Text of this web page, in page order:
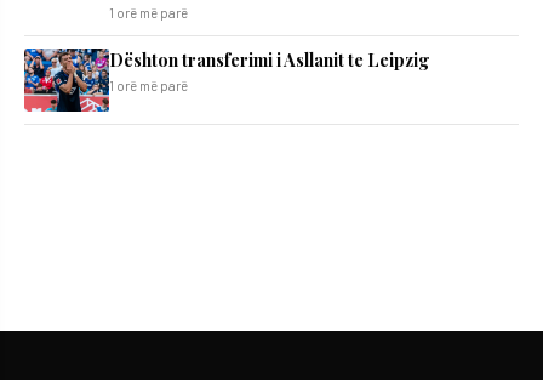
1 orë më parë
Dështon transferimi i Asllanit te Leipzig
1 orë më parë